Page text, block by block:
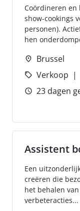
Coördineren en
show-cookings
personen).
hen
Brussel
Verkoop
23 dagen
Assistent
Een
creëren die
het behalen
verbeteracties...